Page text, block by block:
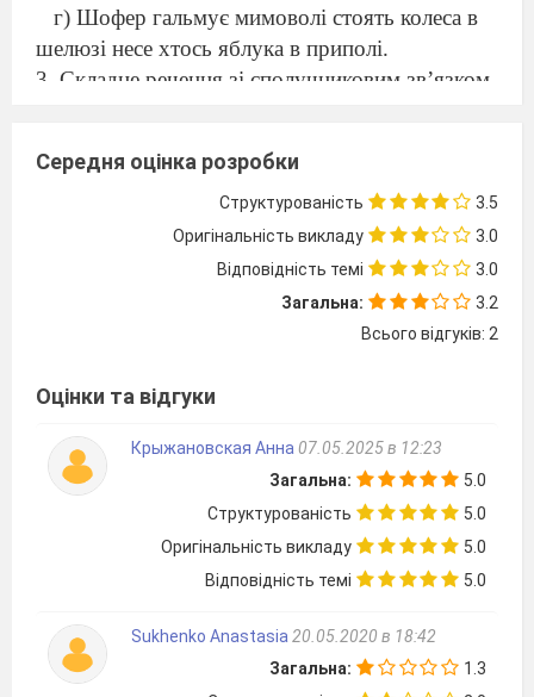
г) Шофер гальмує мимоволі стоять колеса в
шелюзі несе хтось яблука в приполі.
3. Складне речення зі сполучниковим зв’язком
висипали роси.
б) Проводжають мене чорні очі ожин, між
березами дуб заблудився крислатий.
в) Сонце світить так ласкаво, що аж каміння
г) Сани біліють у лузі, у сани запряжено
4. Складне речення із безсполучниковим
а) Життя біжить, як музика дзвенить.
б) Ожиною терпкою пахне ліс, на пагорбі
в) Зібрала ніч поважно зорі в клунок, бо
стукає світанок у вікно.
небі золоті колиски.
5. Пунктуаційну помилку допущено в реченні:
Середня оцінка розробки
Структурованість
3.5
Оригінальність викладу
3.0
Відповідність темі
3.0
Загальна:
3.2
Всього відгуків: 2
Оцінки та відгуки
Крыжановская Анна 07.05.2025 в 12:23
Загальна:
5.0
Структурованість
5.0
Оригінальність викладу
5.0
Відповідність темі
5.0
Sukhenko Anastasia 20.05.2020 в 18:42
Загальна:
1.3